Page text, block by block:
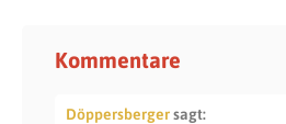
Kommentare
Döppersbergersagt: